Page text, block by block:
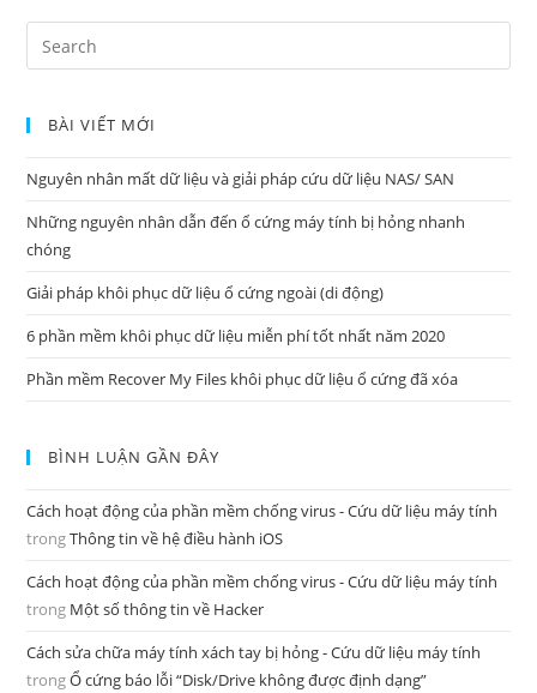
BÀI VIẾT MỚI
Nguyên nhân mất dữ liệu và giải pháp cứu dữ liệu NAS/ SAN
Những nguyên nhân dẫn đến ổ cứng máy tính bị hỏng nhanh
chóng
Giải pháp khôi phục dữ liệu ổ cứng ngoài (di động)
6 phần mềm khôi phục dữ liệu miễn phí tốt nhất năm 2020
Phần mềm Recover My Files khôi phục dữ liệu ổ cứng đã xóa
BÌNH LUẬN GẦN ĐÂY
Cách hoạt động của phần mềm chống virus - Cứu dữ liệu máy tính
trongThông tin về hệ điều hành iOS
Cách hoạt động của phần mềm chống virus - Cứu dữ liệu máy tính
trong Một số thông tin về Hacker
Cách sửa chữa máy tính xách tay bị hỏng - Cứu dữ liệu máy tính
trongỔ cứng báo lỗi “Disk/Drive không được định dạng”